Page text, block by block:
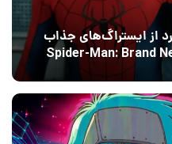
از ایستراگ‌های جذاب
Spider-Man: Brand